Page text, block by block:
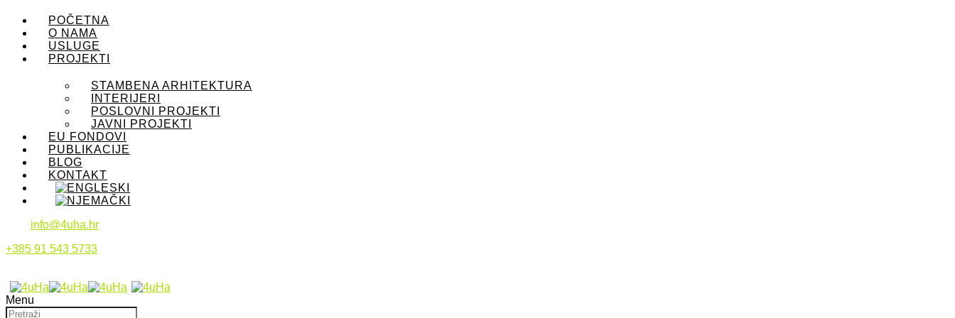
POČETNA
O NAMA
USLUGE
PROJEKTI
STAMBENA ARHITEKTURA
INTERIJERI
POSLOVNI PROJEKTI
JAVNI PROJEKTI
EU FONDOVI
PUBLIKACIJE
BLOG
KONTAKT
info@4uha.hr
+385 91 543 5733
Menu